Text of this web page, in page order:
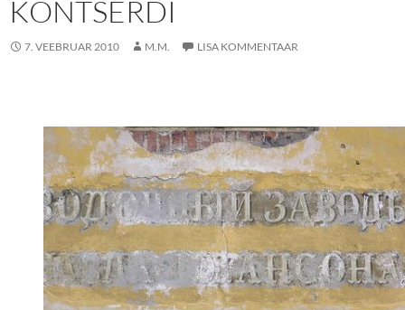
KONTSERDI
7. VEEBRUAR 2010 M.M. LISA KOMMENTAAR